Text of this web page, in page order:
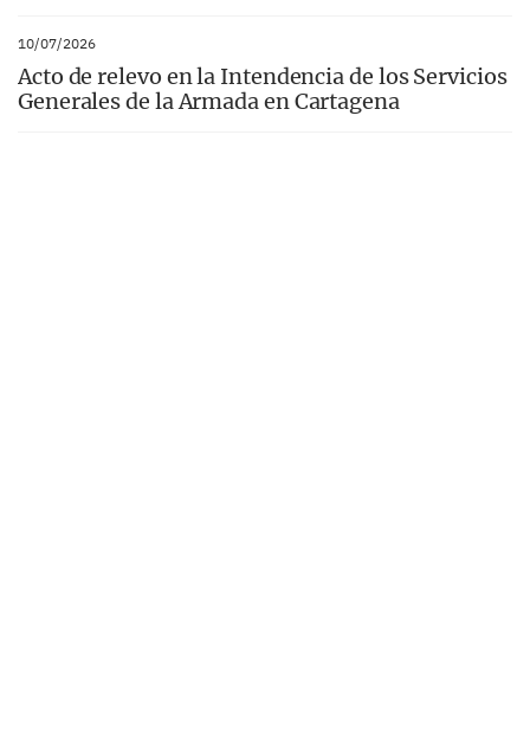
10/07/2026
Acto de relevo en la Intendencia de los Servicios
Generales de la Armada en Cartagena